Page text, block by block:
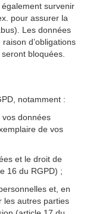
survenir
pour assurer la
Les données
d’obligations
bloquées.
notamment :
vos données
de vos
et le droit de
16 du RGPD) ;
et, en
les autres parties